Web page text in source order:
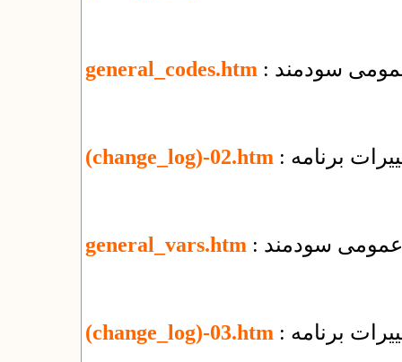
general_codes.htm سودمند
(change_log)-02.htm برنامه
general_vars.htm عمومی سودمند
(change_log)-03.htm برنامه